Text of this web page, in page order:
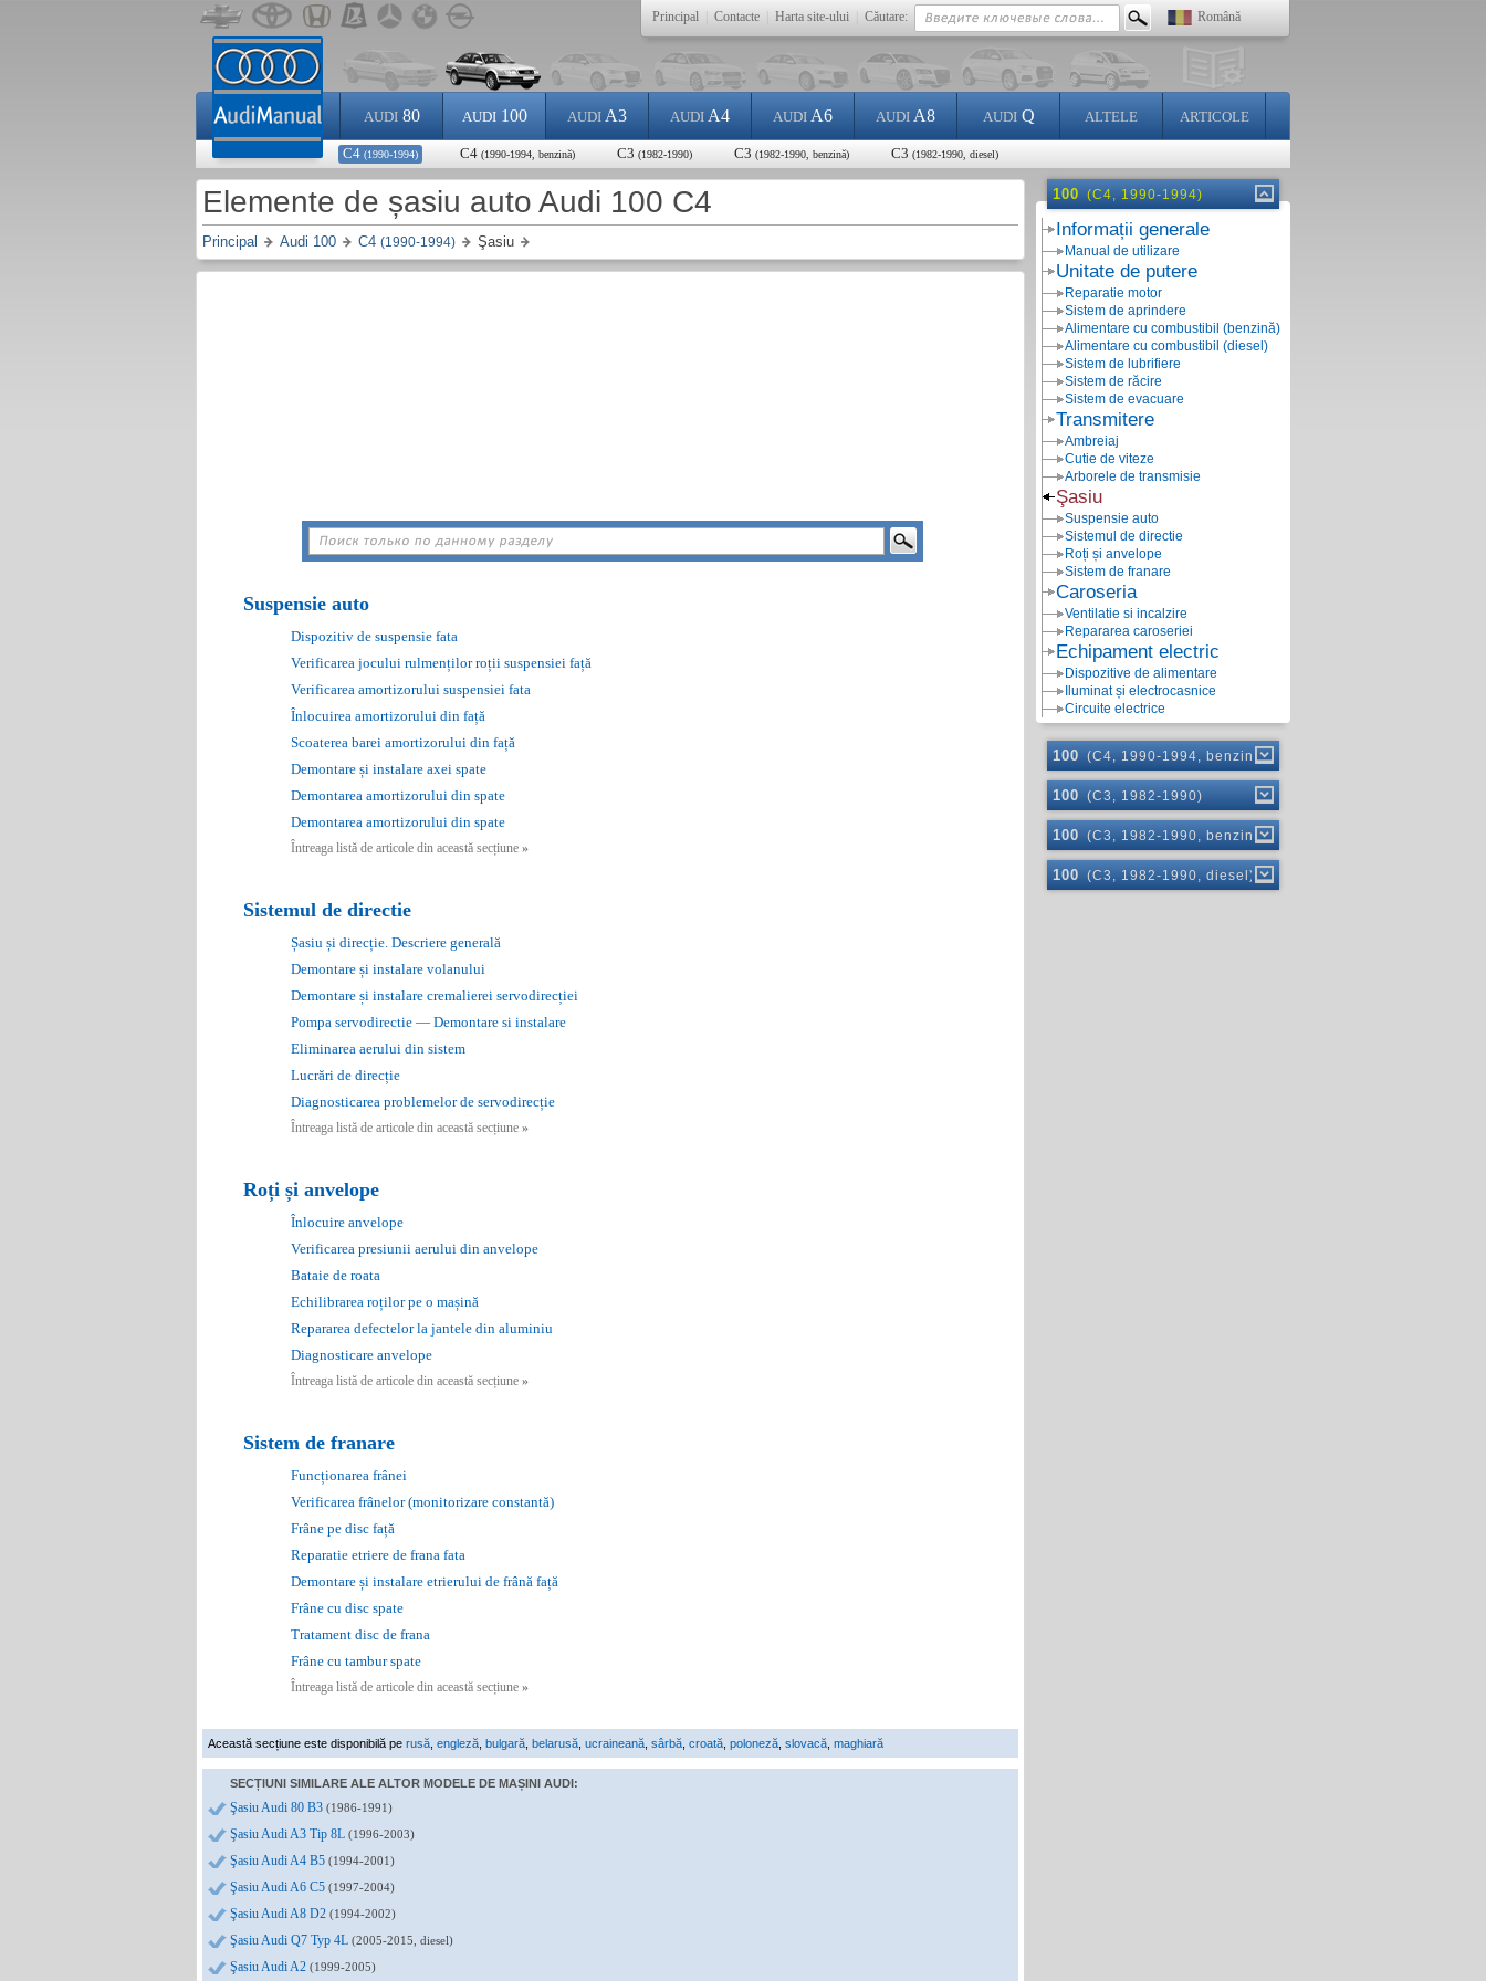
Principal Contacte Harta site-ului Căutare: Română
AUDI80 AUDI100 AUDI A3 AUDI A4 AUDI A6 AUDI A8 AUDIQ ALTELE ARTICOLE
C4 (1990-1994) C4 (1990-1994, benzină) C3 (1982-1990) C3 (1982-1990, benzină) C3 (1982-1990, diesel)
Elemente de șasiu auto Audi 100 C4
Principal Audi 100 C4 (1990-1994) Şasiu
Suspensie auto
Dispozitiv de suspensie fata
Verificarea jocului rulmenților roții suspensiei față
Verificarea amortizorului suspensiei fata
Înlocuirea amortizorului din față
Scoaterea barei amortizorului din față
Demontare și instalare axei spate
Demontarea amortizorului din spate
Demontarea amortizorului din spate
Întreaga listă de articole din această secțiune »
Sistemul de directie
Șasiu și direcție. Descriere generală
Demontare și instalare volanului
Demontare și instalare cremalierei servodirecției
Pompa servodirectie — Demontare si instalare
Eliminarea aerului din sistem
Lucrări de direcție
Diagnosticarea problemelor de servodirecție
Întreaga listă de articole din această secțiune »
Roți și anvelope
Înlocuire anvelope
Verificarea presiunii aerului din anvelope
Bataie de roata
Echilibrarea roților pe o mașină
Repararea defectelor la jantele din aluminiu
Diagnosticare anvelope
Întreaga listă de articole din această secțiune »
Sistem de franare
Funcționarea frânei
Verificarea frânelor (monitorizare constantă)
Frâne pe disc față
Reparatie etriere de frana fata
Demontare și instalare etrierului de frână față
Frâne cu disc spate
Tratament disc de frana
Frâne cu tambur spate
Întreaga listă de articole din această secțiune »
Această secțiune este disponibilă pe rusă engleză bulgară belarusă ucraineană sârbă croată poloneză slovacă maghiară
SECȚIUNI SIMILARE ALE ALTOR MODELE DE MAȘINI AUDI:
Şasiu Audi 80 B3 (1986-1991)
Şasiu Audi A3 Tip 8L (1996-2003)
Şasiu Audi A4 B5 (1994-2001)
Şasiu Audi A6 C5 (1997-2004)
Şasiu Audi A8 D2 (1994-2002)
Şasiu Audi Q7 Typ 4L (2005-2015, diesel)
Şasiu Audi A2 (1999-2005)
100 (C4, 1990-1994)
Informații generale
Manual de utilizare
Unitate de putere
Reparatie motor
Sistem de aprindere
Alimentare cu combustibil (benzină)
Alimentare cu combustibil (diesel)
Sistem de lubrifiere
Sistem de răcire
Sistem de evacuare
Transmitere
Ambreiaj
Cutie de viteze
Arborele de transmisie
Şasiu
Suspensie auto
Sistemul de directie
Roți și anvelope
Sistem de franare
Caroseria
Ventilatie si incalzire
Repararea caroseriei
Echipament electric
Dispozitive de alimentare
Iluminat și electrocasnice
Circuite electrice
100 (C4, 1990-1994, benzină)
100 (C3, 1982-1990)
100 (C3, 1982-1990, benzină)
100 (C3, 1982-1990, diesel)